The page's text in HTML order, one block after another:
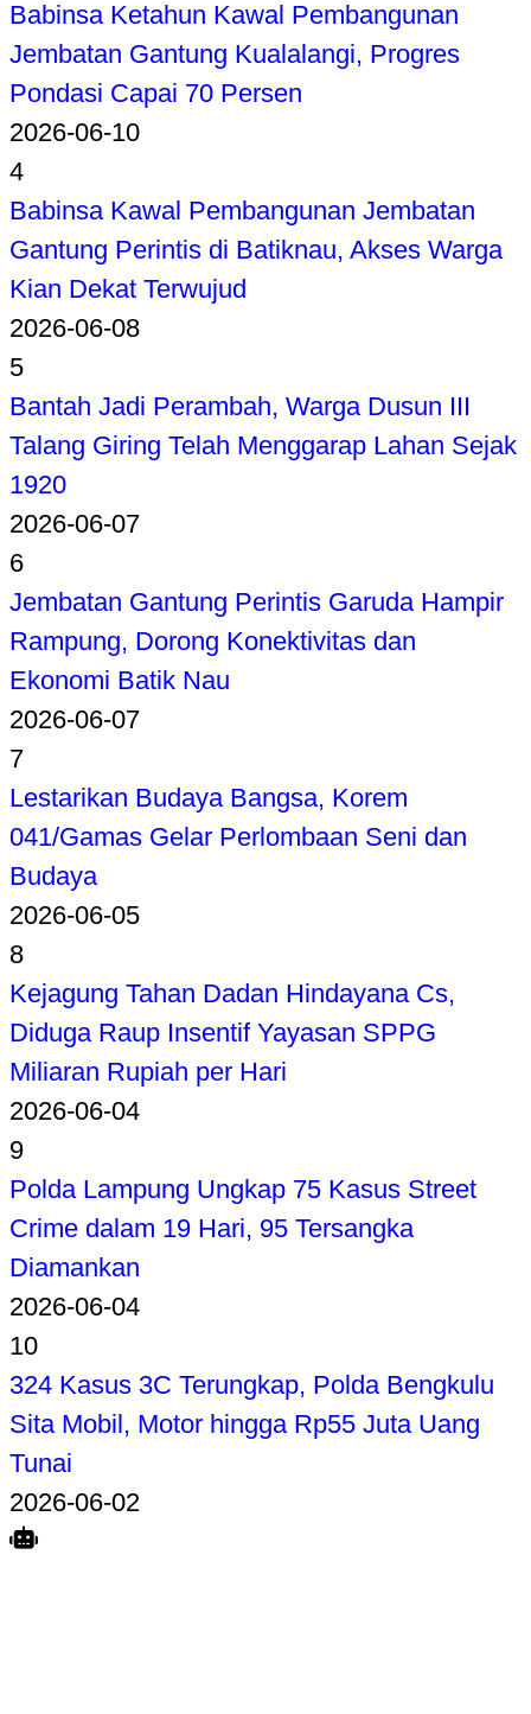
Babinsa Ketahun Kawal Pembangunan
Jembatan Gantung Kualalangi, Progres
Pondasi Capai 70 Persen
2026-06-10
4
Babinsa Kawal Pembangunan Jembatan
Gantung Perintis di Batiknau, Akses Warga
Kian Dekat Terwujud
2026-06-08
5
Bantah Jadi Perambah, Warga Dusun III
Talang Giring Telah Menggarap Lahan Sejak
1920
2026-06-07
6
Jembatan Gantung Perintis Garuda Hampir
Rampung, Dorong Konektivitas dan
Ekonomi Batik Nau
2026-06-07
7
Lestarikan Budaya Bangsa, Korem
041/Gamas Gelar Perlombaan Seni dan
Budaya
2026-06-05
8
Kejagung Tahan Dadan Hindayana Cs,
Diduga Raup Insentif Yayasan SPPG
Miliaran Rupiah per Hari
2026-06-04
9
Polda Lampung Ungkap 75 Kasus Street
Crime dalam 19 Hari, 95 Tersangka
Diamankan
2026-06-04
10
324 Kasus 3C Terungkap, Polda Bengkulu
Sita Mobil, Motor hingga Rp55 Juta Uang
Tunai
2026-06-02